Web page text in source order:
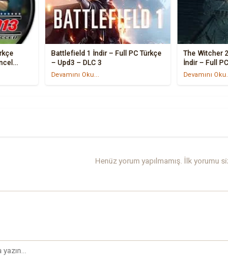
Battlefield 1 İndir – Full PC Türkçe
– Upd3 – DLC 3
Devamını Oku...
The Witcher
İndir – Full
Devamını
Henüz yorum yapılmamış. İlk yorumu